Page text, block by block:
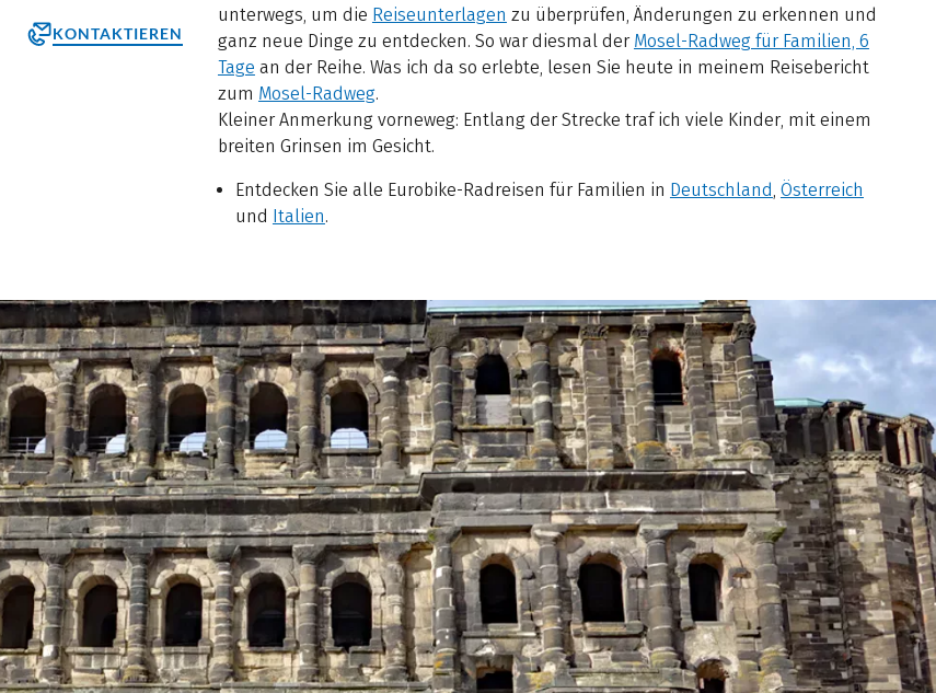
KONTAKTIEREN
unterwegs, um die Reiseunterlagen zu überprüfen, Änderungen zu erkennen und
ganz neue Dinge zu entdecken. So war diesmal der Mosel-Radweg für Familien, 6
Tage an der Reihe. Was ich da so erlebte, lesen Sie heute in meinem Reisebericht
zum Mosel-Radweg.
Kleiner Anmerkung vorneweg: Entlang der Strecke traf ich viele Kinder, mit einem
breiten Grinsen im Gesicht.
Entdecken Sie alle Eurobike-Radreisen für Familien in Deutschland, Österreich
und Italien.